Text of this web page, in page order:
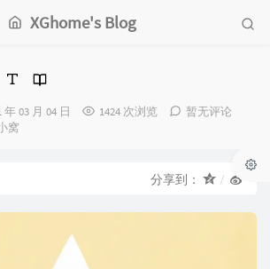
XGhome's Blog
年 03 月 04 日 1424 次浏览
暂无评论
窝
分享到：